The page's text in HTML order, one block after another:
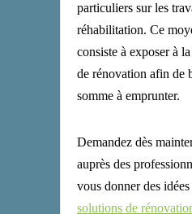
particuliers sur les
réhabilitation. Ce
consiste à exposer à
de rénovation afin de
somme à emprunter.
Demandez dès
auprès des
vous donner des
solutions de